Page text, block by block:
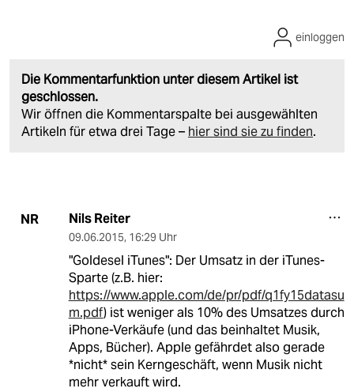
Die Kommentarfunktion unter diesem Artikel ist
geschlossen.
Wir öffnen die Kommentarspalte bei ausgewählten
Artikeln für etwa drei Tage – hier sind sie zu finden.
einloggen
NR Nils Reiter
09.06.2015, 16:29 Uhr
"Goldesel iTunes": Der Umsatz in der iTunes-
Sparte (z.B. hier:
https://www.apple.com/de/pr/pdf/q1fy15datasu
m.pdf) ist weniger als 10% des Umsatzes durch
iPhone-Verkäufe (und das beinhaltet Musik,
Apps, Bücher). Apple gefährdet also gerade
*nicht* sein Kerngeschäft, wenn Musik nicht
mehr verkauft wird.